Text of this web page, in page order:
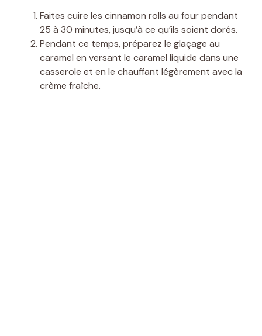
Faites cuire les cinnamon rolls au four pendant
25 à 30 minutes, jusqu’à ce qu’ils soient dorés.
Pendant ce temps, préparez le glaçage au
caramel en versant le caramel liquide dans une
casserole et en le chauffant légèrement avec la
crème fraîche.